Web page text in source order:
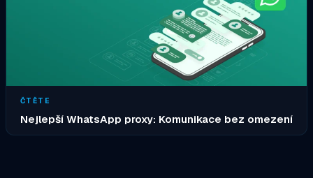
ČTĚTE
Nejlepší WhatsApp proxy: Komunikace bez omezení